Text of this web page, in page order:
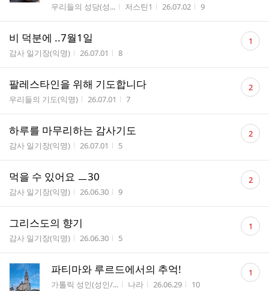
게시판명
우리들의 성당(성... 작성자
저스틴1 작성시간
26.07.02 조회수
9
비 덕분에 ..7월1일
게시판명
감사 일기장(익명) 작성시간
26.07.01 조회수
8
댓
글 1
팔레스타인을 위해 기도합니다
게시판명
우리들의 기도(익명) 작성시간
26.07.01 조회수
7
댓
글 2
하루를 마무리하는 감사기도
게시판명
감사 일기장(익명) 작성시간
26.07.01 조회수
5
댓
글 2
먹을 수 있어요 ㅡ30
게시판명
감사 일기장(익명) 작성시간
26.06.30 조회수
9
댓
글 2
그리스도의 향기
게시판명
감사 일기장(익명) 작성시간
26.06.30 조회수
5
댓
글 1
파티마와 루르드에서의 추억!
게시판명
가톨릭 성인(성인/... 작성자
나라 작성시간
26.06.29 조회수
10
댓
글 1